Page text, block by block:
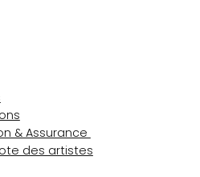
& Assurance
des artistes